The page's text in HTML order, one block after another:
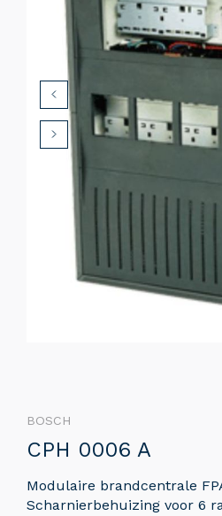
BOSCH
CPH 0006 A
Modulaire brandcentrale
Scharnierbehuizing voor 6